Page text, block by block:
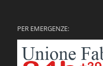
PER EMERGENZE: